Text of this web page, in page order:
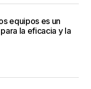
equipos es un
la eficacia y la